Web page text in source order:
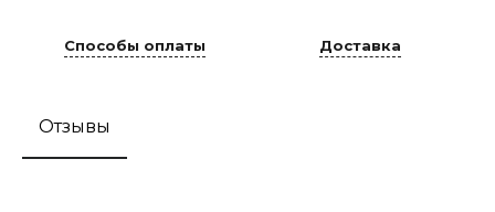
Способы оплаты Доставка
Отзывы